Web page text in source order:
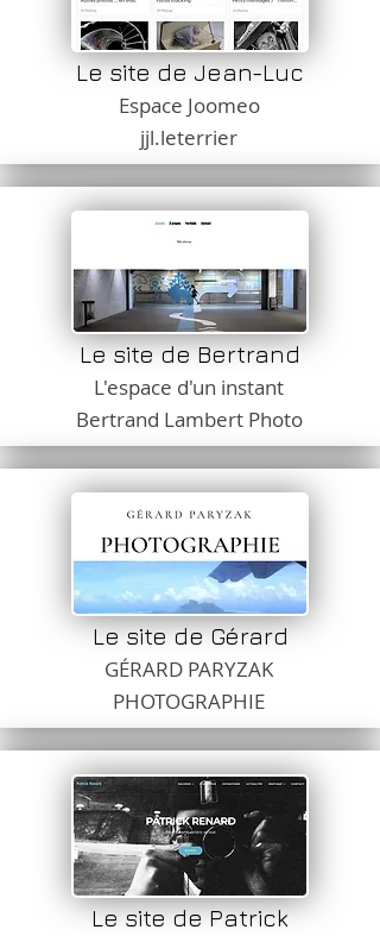
Le site de Jean-Luc
Espace Joomeo
jjl.leterrier
Le site de Bertrand
L'espace d'un instant
Bertrand Lambert Photo
Le site de Gérard
GÉRARD PARYZAK
PHOTOGRAPHIE
Le site de Patrick